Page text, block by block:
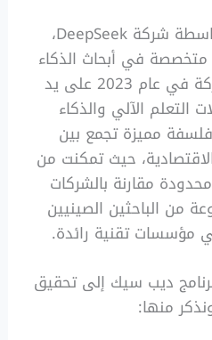
ai بواسطة شركة DeepSeek،
في أبحاث الذكاء
الاصطناعي. تأسست الشركة في عام 2023 على يد
التعلم الآلي والذكاء
مميزة تجمع بين
الاقتصادية، حيث تمكنت من
مقارنة بالشركات
من الباحثين الصينيين
مؤسسات تقنية رائدة.
ديب سيك إلى تحقيق
منها: